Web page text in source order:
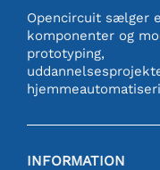
Opencircuit sælger
komponenter og
prototyping,
INFORMATION